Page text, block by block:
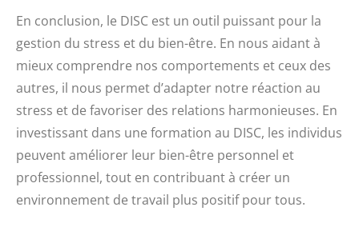
En conclusion, le DISC est un outil puissant pour la
gestion du stress et du bien-être. En nous aidant à
mieux comprendre nos comportements et ceux des
autres, il nous permet d’adapter notre réaction au
stress et de favoriser des relations harmonieuses. En
investissant dans une formation au DISC, les individus
peuvent améliorer leur bien-être personnel et
professionnel, tout en contribuant à créer un
environnement de travail plus positif pour tous.